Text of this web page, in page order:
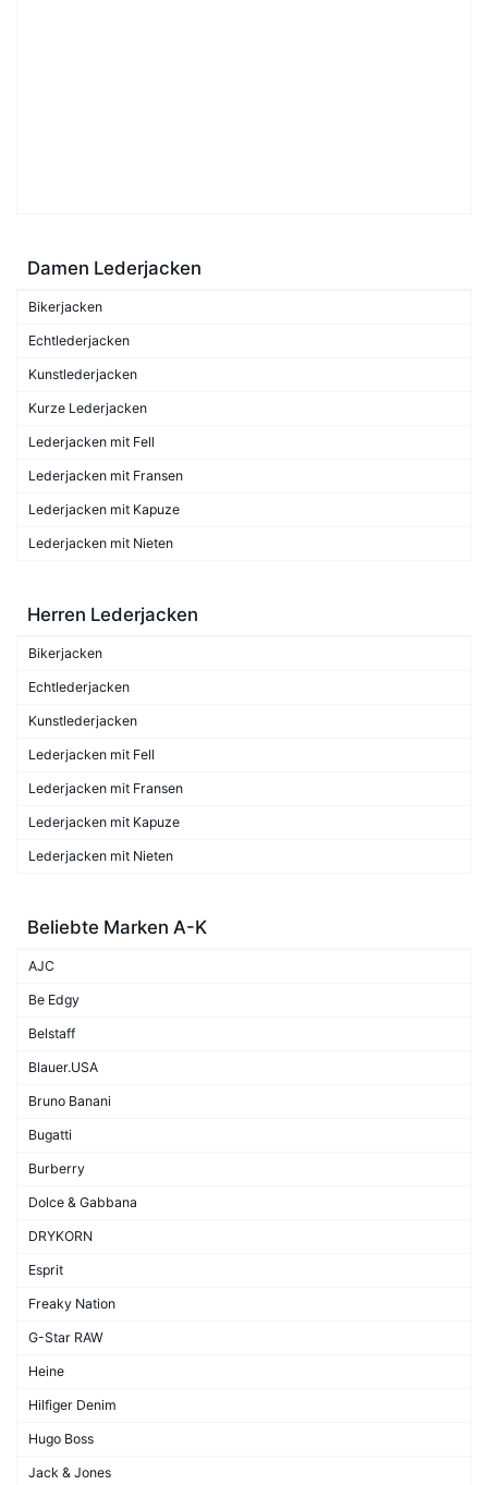
Damen Lederjacken
Bikerjacken
Echtlederjacken
Kunstlederjacken
Kurze Lederjacken
Lederjacken mit Fell
Lederjacken mit Fransen
Lederjacken mit Kapuze
Lederjacken mit Nieten
Herren Lederjacken
Bikerjacken
Echtlederjacken
Kunstlederjacken
Lederjacken mit Fell
Lederjacken mit Fransen
Lederjacken mit Kapuze
Lederjacken mit Nieten
Beliebte Marken A-K
AJC
Be Edgy
Belstaff
Blauer.USA
Bruno Banani
Bugatti
Burberry
Dolce & Gabbana
DRYKORN
Esprit
Freaky Nation
G-Star RAW
Heine
Hilfiger Denim
Hugo Boss
Jack & Jones